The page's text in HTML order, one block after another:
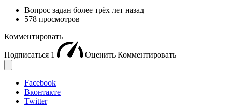
Вопрос задан более трёх лет назад
578 просмотров
Комментировать
Подписаться 1 Оценить Комментировать
Facebook
Вконтакте
Twitter